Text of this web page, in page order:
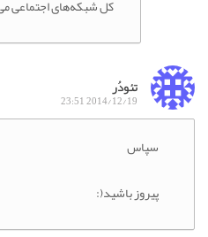
کل شبکه‌های اجتماعی
تئودُر
2014/12/19 23:51
سپاس
پیروز باشید(: